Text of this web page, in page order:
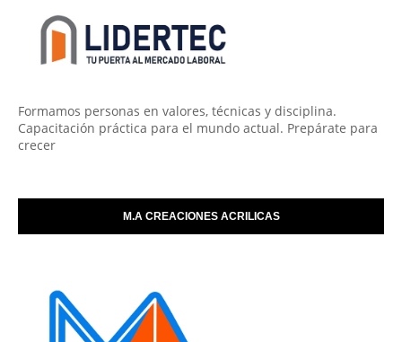
Formamos personas en valores, técnicas y disciplina.
Capacitación práctica para el mundo actual. Prepárate para
crecer
M.A CREACIONES ACRILICAS